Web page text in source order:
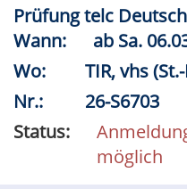
Prüfung telc
Wann:
ab Sa.
Wo:
TIR, vhs
Nr.:
26-S6703
Status:
möglich